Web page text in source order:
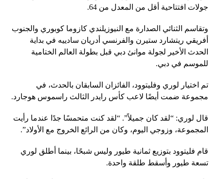
جولات افتتاحية أقل من المعدل من 64.
وتقاسم الثنائي الصدارة مع النيوزيلندي كازوما كوبوري والجنوب
أفريقي ريتشارد ستيرن والفرنسي أدريان سادييه في بداية
الحدث الأخير لجولة موانئ دبي قبل بطولة العالم الختامية
للموسم في دبي.
تم اختيار لوري وفليتوود، الفائزان السابقان بالحدث، في
مجموعة ضمت أيضًا لاعب كأس رايدر الثالث راسموس هوجارد.
قال لوري: “لقد كان جميلاً”. “لقد كنت متحمسًا جدًا عندما رأيت
المجموعة، وزوجي اليوم، وكان من الرائع الخروج مع الأولاد”.
قام فليتوود بتوزيع ثمانية طيور وليس شبحًا، بينما أطلق لوري
تسعة طيور وأسقط طلقة واحدة.